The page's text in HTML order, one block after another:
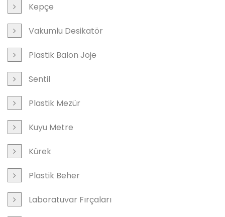
Kepçe
Vakumlu Desikatör
Plastik Balon Joje
Sentil
Plastik Mezür
Kuyu Metre
Kürek
Plastik Beher
Laboratuvar Fırçaları